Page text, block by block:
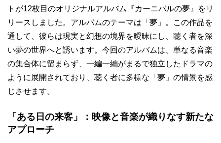
トが12枚目のオリジナルアルバム『カーニバルの夢』をリ
リースしました。アルバムのテーマは「夢」。この作品を
通して、彼らは現実と幻想の境界を曖昧にし、聴く者を深
い夢の世界へと誘います。今回のアルバムは、単なる音楽
の集合体に留まらず、一編一編がまるで独立したドラマの
ように展開されており、聴く者に多様な「夢」の情景を感
じさせます。
「ある日の来客」：映像と音楽が織りなす新たな
アプローチ